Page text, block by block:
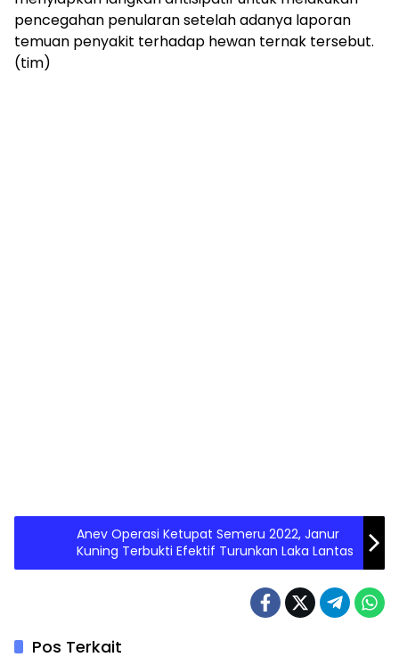
pencegahan penularan setelah adanya laporan
temuan penyakit terhadap hewan ternak tersebut.
(tim)
Anev Operasi Ketupat Semeru 2022, Janur
Kuning Terbukti Efektif Turunkan Laka Lantas
Pos Terkait